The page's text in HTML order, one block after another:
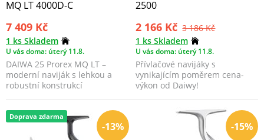
MQ LT 4000D-C
7 409 Kč
1 ks Skladem
U vás doma: úterý 11.8.
DAIWA 25 Prorex MQ LT –
moderní naviják s lehkou a
robustní konstrukcí
2500
2 166 Kč 3 186 Kč
1 ks Skladem
U vás doma: úterý 11.8.
Přívlačové navijáky s
vynikajícím poměrem cena-
výkon od Daiwy!
-13%
Doprava zdarma
-15%